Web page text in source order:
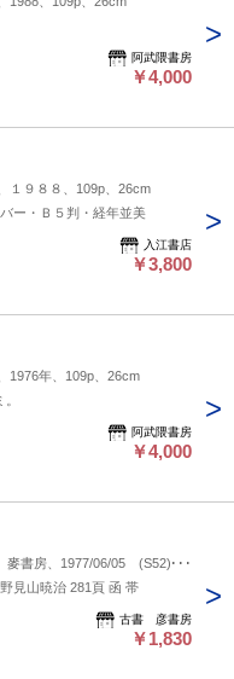
阿武隈書房
￥4,000
１９８８、109p、26cm
ー・Ｂ５判・経年並美
入江書店
￥3,800
1976年、109p、26cm
阿武隈書房
￥4,000
書房、1977/06/05 (S52)、1
見山暁治 281頁 函 帯
古書 彦書房
￥1,830